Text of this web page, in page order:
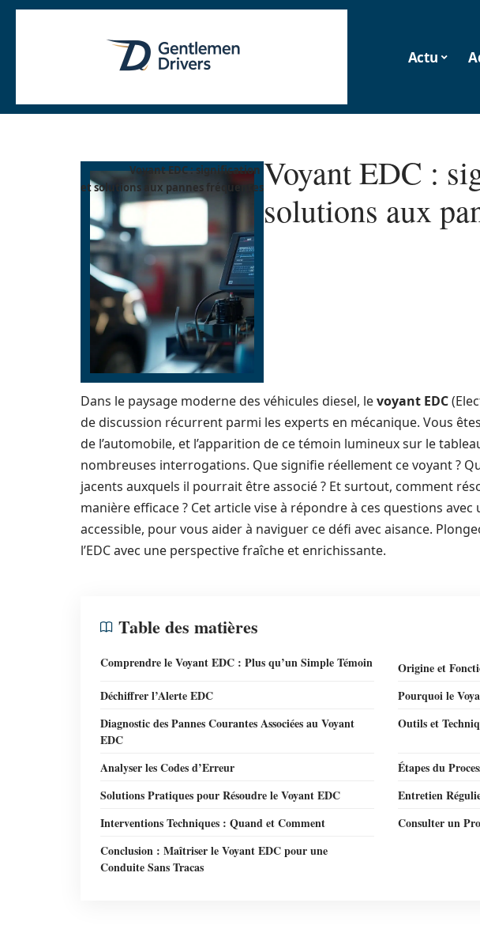
Actu
Voyant EDC : signification
et solutions aux pannes fréquentesVoyant EDC :
solutions aux
Dans le paysage moderne des véhicules diesel, levoyant EDC
de discussion récurrent parmi les experts en mécanique. Vous
de l’automobile, et l’apparition de ce témoin lumineux sur le
nombreuses interrogations. Que signifie réellement ce voyant ?
jacents auxquels il pourrait être associé ? Et surtout, comment
manière efficace ? Cet article vise à répondre à ces questions
accessible, pour vous aider à naviguer ce défi avec aisance.
l’EDC avec une perspective fraîche et enrichissante.
Table des matières
Comprendre le Voyant EDC : Plus qu’un Simple Témoin
Origine et
Déchiffrer l’Alerte EDC
Pourquoi le
Diagnostic des Pannes Courantes Associées au Voyant
EDC
Outils et
Analyser les Codes d’Erreur
Étapes du
Solutions Pratiques pour Résoudre le Voyant EDC
Entretien
Interventions Techniques : Quand et Comment
Consulter un
Conclusion : Maîtriser le Voyant EDC pour une
Conduite Sans Tracas